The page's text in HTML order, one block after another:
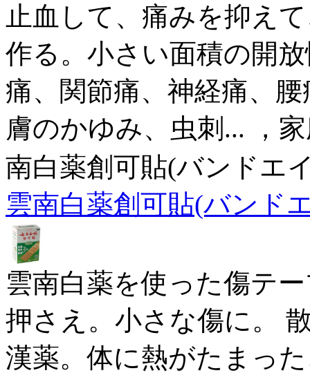
止血して、痛みを抑え
作る。小さい面積の開
痛、関節痛、神経痛、
膚のかゆみ、虫刺... ，
南白薬創可貼(バンドエ
雲南白薬創可貼(バンド
雲南白薬を使った傷テ
押さえ。小さな傷に。
漢薬。体に熱がたまっ